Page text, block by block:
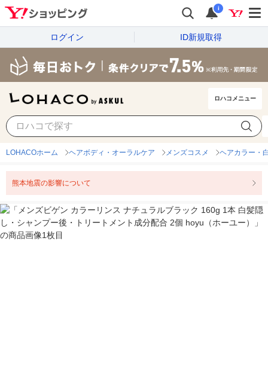
i
ログイン ID新規取得
ロハコメニュー
LOHACOホーム ヘアボディ・オーラルケア メンズコスメ ヘアカラー・
熊本地震の影響について